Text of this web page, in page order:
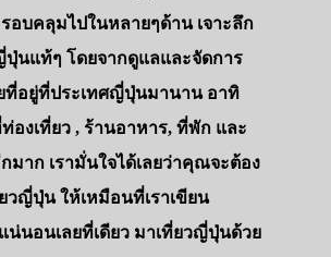
อบคลุมไปในหลายๆด้าน เจาะลึก
ปุ่นแท้ๆ โดยจากดูแลและจัดการ
ที่อยู่ที่ประเทศญี่ปุ่นมานาน อาทิ
องเที่ยว , ร้านอาหาร, ที่พัก และ
มาก เรามั่นใจได้เลยว่าคุณจะต้อง
วญี่ปุ่น ให้เหมือนที่เราเขียน
น่นอนเลยที่เดียว มาเที่ยวญี่ปุ่นด้วย